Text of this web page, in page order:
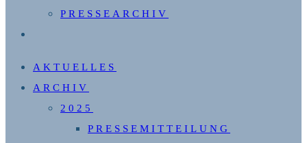
PRESSEARCHIV
UMSCHALTEN
AKTUELLES
ARCHIV
2025
PRESSEMITTEILUNG